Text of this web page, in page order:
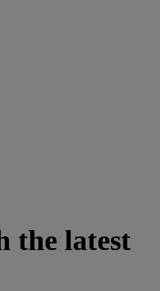
the latest